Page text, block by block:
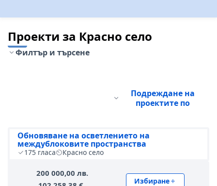
Проекти за Красно село
Филтър и търсене
Подреждане на
проектите по
Обновяване на осветлението на
междублоковите пространства
175 гласа Красно село
200 000,00 лв.
Избиране